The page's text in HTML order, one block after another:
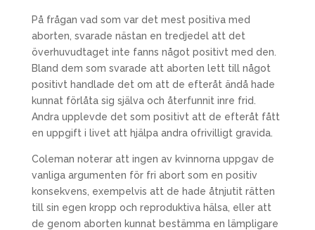
På frågan vad som var det mest positiva med
aborten, svarade nästan en tredjedel att det
överhuvudtaget inte fanns något positivt med den.
Bland dem som svarade att aborten lett till något
positivt handlade det om att de efteråt ändå hade
kunnat förlåta sig själva och återfunnit inre frid.
Andra upplevde det som positivt att de efteråt fått
en uppgift i livet att hjälpa andra ofrivilligt gravida.
Coleman noterar att ingen av kvinnorna uppgav de
vanliga argumenten för fri abort som en positiv
konsekvens, exempelvis att de hade åtnjutit rätten
till sin egen kropp och reproduktiva hälsa, eller att
de genom aborten kunnat bestämma en lämpligare